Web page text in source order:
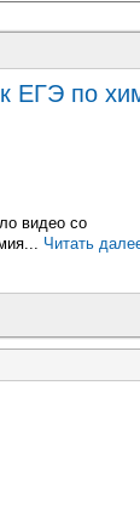
ЕГЭ по
видео со
Читать